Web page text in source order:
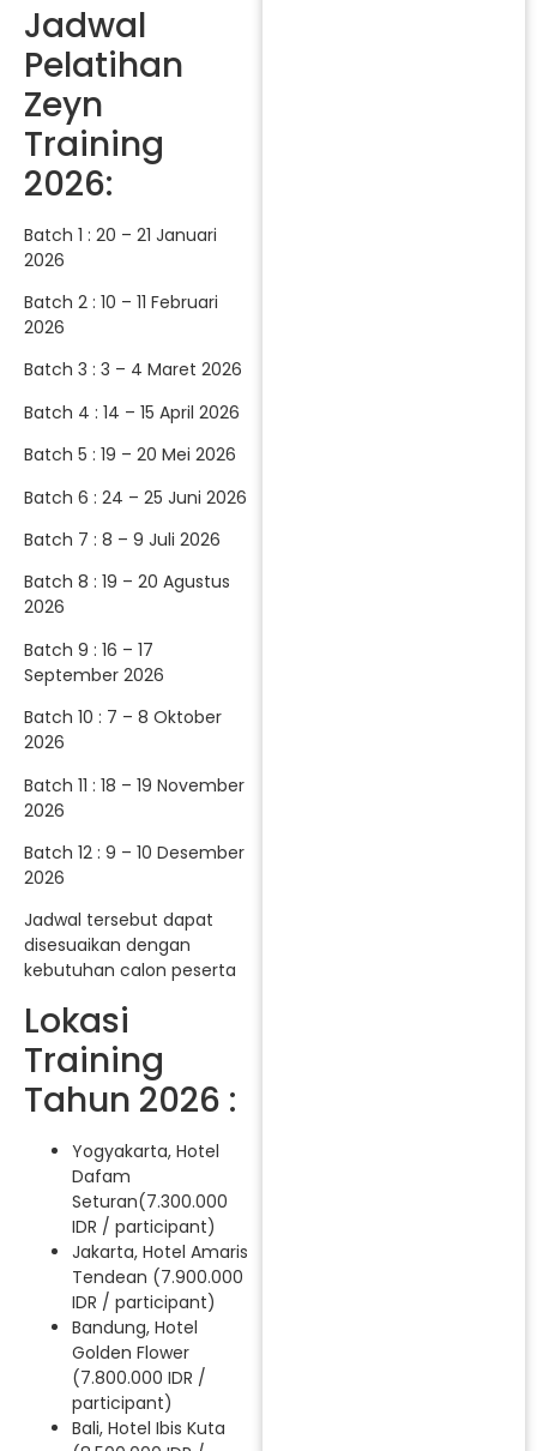
Jadwal
Pelatihan
Zeyn
Training
2026:
Batch 1 : 20 – 21 Januari
2026
Batch 2 : 10 – 11 Februari
2026
Batch 3 : 3 – 4 Maret 2026
Batch 4 : 14 – 15 April 2026
Batch 5 : 19 – 20 Mei 2026
Batch 6 : 24 – 25 Juni 2026
Batch 7 : 8 – 9 Juli 2026
Batch 8 : 19 – 20 Agustus
2026
Batch 9 : 16 – 17
September 2026
Batch 10 : 7 – 8 Oktober
2026
Batch 11 : 18 – 19 November
2026
Batch 12 : 9 – 10 Desember
2026
Jadwal tersebut dapat
disesuaikan dengan
kebutuhan calon peserta
Lokasi
Training
Tahun 2026 :
Yogyakarta, Hotel
Dafam
Seturan(7.300.000
IDR / participant)
Jakarta, Hotel Amaris
Tendean (7.900.000
IDR / participant)
Bandung, Hotel
Golden Flower
(7.800.000 IDR /
participant)
Bali, Hotel Ibis Kuta